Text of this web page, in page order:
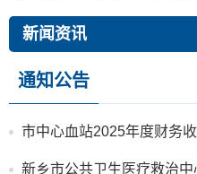
新闻资讯
通知公告